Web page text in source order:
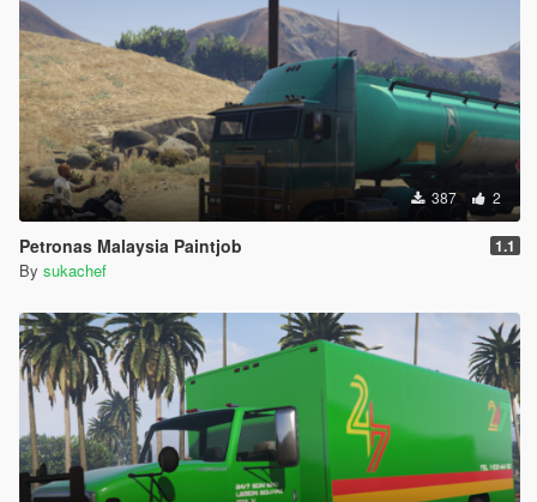
387 2
Petronas Malaysia Paintjob 1.1
By sukachef